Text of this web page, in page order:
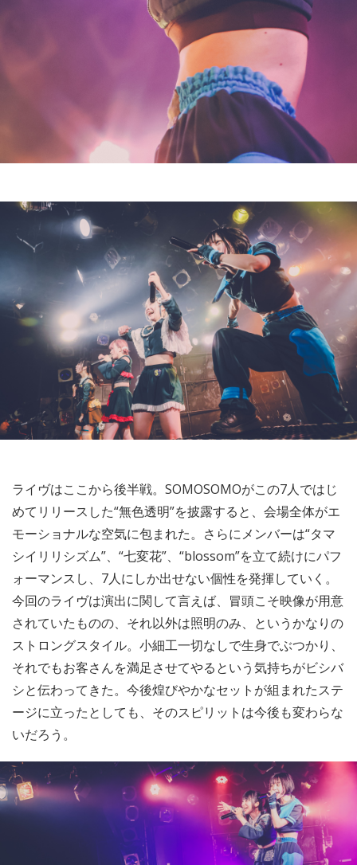
ライヴはここから後半戦。SOMOSOMOがこの7人ではじ
めてリリースした“無色透明”を披露すると、会場全体がエ
モーショナルな空気に包まれた。さらにメンバーは“タマ
シイリリシズム”、“七変花”、“blossom”を立て続けにパフ
ォーマンスし、7人にしか出せない個性を発揮していく。
今回のライヴは演出に関して言えば、冒頭こそ映像が用意
されていたものの、それ以外は照明のみ、というかなりの
ストロングスタイル。小細工一切なしで生身でぶつかり、
それでもお客さんを満足させてやるという気持ちがビシバ
シと伝わってきた。今後煌びやかなセットが組まれたステ
ージに立ったとしても、そのスピリットは今後も変わらな
いだろう。